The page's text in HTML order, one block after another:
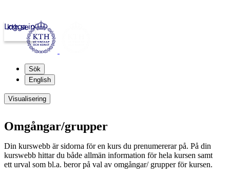
kth.se
Logga in
Sök
English
Visualisering
Omgångar/grupper
Din kurswebb är sidorna för en kurs du prenumererar på. På din
kurswebb hittar du både allmän information för hela kursen samt
ett urval som bl.a. beror på val av omgångar/ grupper för kursen.